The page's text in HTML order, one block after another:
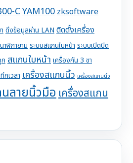
CYAM100zksoftware
ดึงข้อมูลผ่าน LAN ติดตั้งเครื่อง
าฬิกายาม ระบบสแกนใบหน้า ระบบเปิดปิด
ก สแกนใบหน้า เครื่องกัน 3 ขา
กเวลา เครื่องสแกนนิ้ว เครื่องสแกนนิ้ว
ลายนิ้วมือเครื่องสแกน